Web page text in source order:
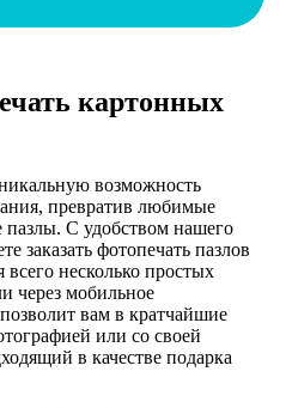
картонных
возможность
превратив любимые
С удобством нашего
заказать фотопечать пазлов
всего несколько простых
через мобильное
вам в кратчайшие
или со своей
в качестве подарка